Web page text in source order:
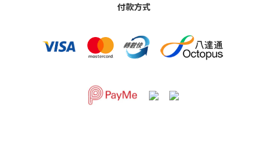
付款方式